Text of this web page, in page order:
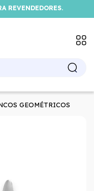
REVENDEDORES.
GEOMÉTRICOS